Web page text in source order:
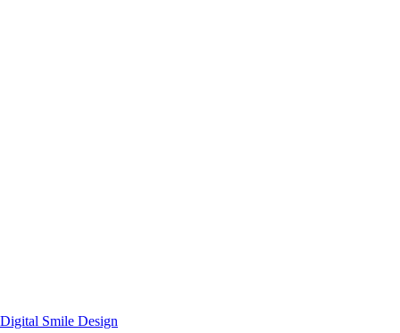
Digital Smile Design